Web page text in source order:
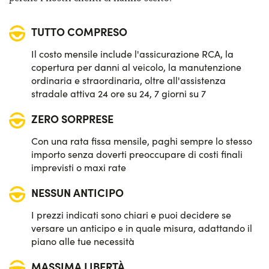
TUTTO COMPRESO
Il costo mensile include l'assicurazione RCA, la
copertura per danni al veicolo, la manutenzione
ordinaria e straordinaria, oltre all'assistenza
stradale attiva 24 ore su 24, 7 giorni su 7
ZERO SORPRESE
Con una rata fissa mensile, paghi sempre lo stesso
importo senza doverti preoccupare di costi finali
imprevisti o maxi rate
NESSUN ANTICIPO
I prezzi indicati sono chiari e puoi decidere se
versare un anticipo e in quale misura, adattando il
piano alle tue necessità